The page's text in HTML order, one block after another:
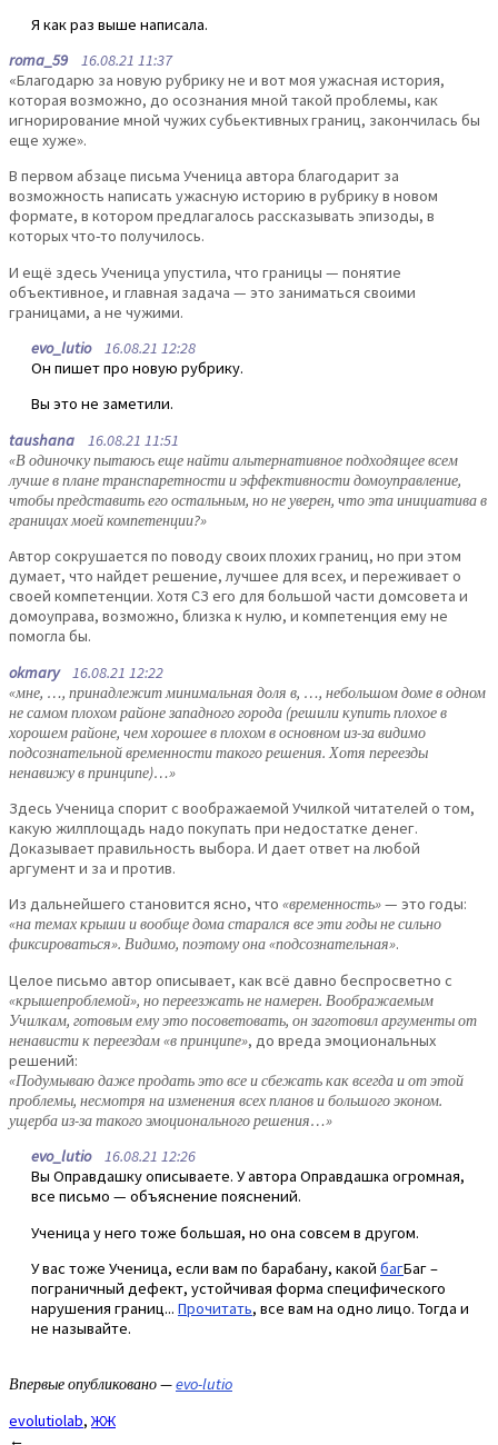
Я как раз выше написала.
roma_59 16.08.21 11:37
«Благодарю за новую рубрику не и вот моя ужасная история,
которая возможно, до осознания мной такой проблемы, как
игнорирование мной чужих субьективных границ, закончилась бы
еще хуже».
В первом абзаце письма Ученица автора благодарит за
возможность написать ужасную историю в рубрику в новом
формате, в котором предлагалось рассказывать эпизоды, в
которых что-то получилось.
И ещё здесь Ученица упустила, что границы — понятие
объективное, и главная задача — это заниматься своими
границами, а не чужими.
evo_lutio16.08.21 12:28
Он пишет про новую рубрику.
Вы это не заметили.
taushana 16.08.21 11:51
«В одиночку пытаюсь еще найти альтернативное подходящее всем
лучше в плане транспаретности и эффективности домоуправление,
чтобы представить его остальным, но не уверен, что эта инициатива в
границах моей компетенции?»
Автор сокрушается по поводу своих плохих границ, но при этом
думает, что найдет решение, лучшее для всех, и переживает о
своей компетенции. Хотя СЗ его для большой части домсовета и
домоуправа, возможно, близка к нулю, и компетенция ему не
помогла бы.
okmary16.08.21 12:22
«мне, …, принадлежит минимальная доля в, …, небольшом доме в одном
не самом плохом районе западного города (решили купить плохое в
хорошем районе, чем хорошее в плохом в основном из-за видимо
подсознательной временности такого решения. Хотя переезды
ненавижу в принципе)…»
Здесь Ученица спорит с воображаемой Училкой читателей о том,
какую жилплощадь надо покупать при недостатке денег.
Доказывает правильность выбора. И дает ответ на любой
аргумент и за и против.
Из дальнейшего становится ясно, что «временность»— это годы:
«на темах крыши и вообще дома старался все эти годы не сильно
фиксироваться». Видимо, поэтому она «подсознательная».
Целое письмо автор описывает, как всё давно беспросветно с
«крышепроблемой», но переезжать не намерен. Воображаемым
Училкам, готовым ему это посоветовать, он заготовил аргументы от
ненависти к переездам «в принципе», до вреда эмоциональных
решений:
«Подумываю даже продать это все и сбежать как всегда и от этой
проблемы, несмотря на изменения всех планов и большого эконом.
ущерба из-за такого эмоционального решения…»
evo_lutio16.08.21 12:26
Вы Оправдашку описываете. У автора Оправдашка огромная,
все письмо — объяснение пояснений.
Ученица у него тоже большая, но она совсем в другом.
У вас тоже Ученица, если вам по барабану, какой багБаг –
пограничный дефект, устойчивая форма специфического
нарушения границ... Прочитать, все вам на одно лицо. Тогда и
не называйте.
Впервые опубликовано —evo-lutio
evolutiolab,ЖЖ
←